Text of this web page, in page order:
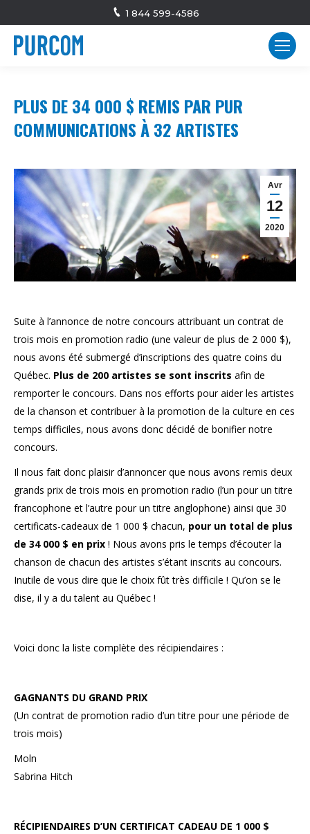
1 844 599-4586
PLUS DE 34 000 $ REMIS PAR PUR
COMMUNICATIONS À 32 ARTISTES
Avr
12
2020
Suite à l’annonce de notre concours attribuant un contrat de
trois mois en promotion radio (une valeur de plus de 2 000 $),
nous avons été submergé d’inscriptions des quatre coins du
Québec. Plus de 200 artistes se sont inscrits afin de
remporter le concours. Dans nos efforts pour aider les artistes
de la chanson et contribuer à la promotion de la culture en ces
temps difficiles, nous avons donc décidé de bonifier notre
concours.
Il nous fait donc plaisir d’annoncer que nous avons remis deux
grands prix de trois mois en promotion radio (l’un pour un titre
francophone et l’autre pour un titre anglophone) ainsi que 30
certificats-cadeaux de 1 000 $ chacun, pour un total de plus
de 34 000 $ en prix ! Nous avons pris le temps d’écouter la
chanson de chacun des artistes s’étant inscrits au concours.
Inutile de vous dire que le choix fût très difficile ! Qu’on se le
dise, il y a du talent au Québec !
Voici donc la liste complète des récipiendaires :
GAGNANTS DU GRAND PRIX
(Un contrat de promotion radio d’un titre pour une période de
trois mois)
Moln
Sabrina Hitch
RÉCIPIENDAIRES D’UN CERTIFICAT CADEAU DE 1 000 $